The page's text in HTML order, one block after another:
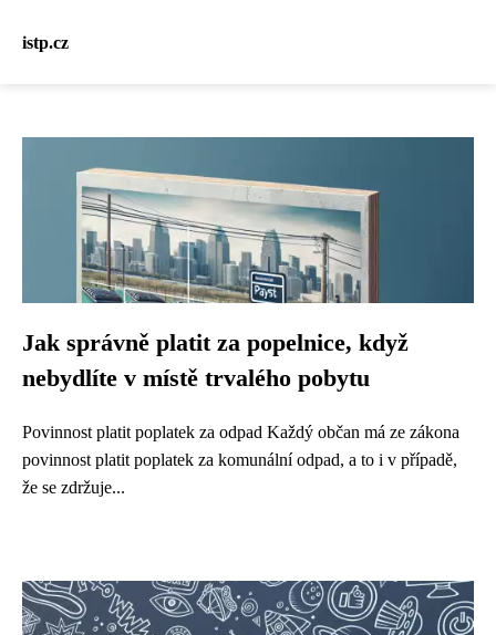
istp.cz
Jak správně platit za popelnice, když
nebydlíte v místě trvalého pobytu
Povinnost platit poplatek za odpad Každý občan má ze zákona
povinnost platit poplatek za komunální odpad, a to i v případě,
že se zdržuje...